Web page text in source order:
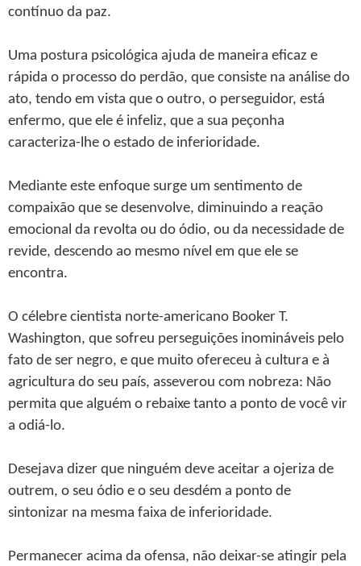
contínuo da paz.
Uma postura psicológica ajuda de maneira eficaz e
rápida o processo do perdão, que consiste na análise do
ato, tendo em vista que o outro, o perseguidor, está
enfermo, que ele é infeliz, que a sua peçonha
caracteriza-lhe o estado de inferioridade.
Mediante este enfoque surge um sentimento de
compaixão que se desenvolve, diminuindo a reação
emocional da revolta ou do ódio, ou da necessidade de
revide, descendo ao mesmo nível em que ele se
encontra.
O célebre cientista norte-americano Booker T.
Washington, que sofreu perseguições inomináveis pelo
fato de ser negro, e que muito ofereceu à cultura e à
agricultura do seu país, asseverou com nobreza: Não
permita que alguém o rebaixe tanto a ponto de você vir
a odiá-lo.
Desejava dizer que ninguém deve aceitar a ojeriza de
outrem, o seu ódio e o seu desdém a ponto de
sintonizar na mesma faixa de inferioridade.
Permanecer acima da ofensa, não deixar-se atingir pela